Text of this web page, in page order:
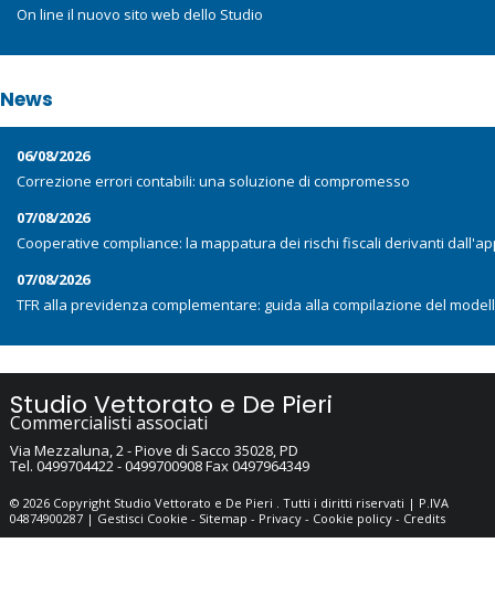
On line il nuovo sito web dello Studio
News
06/08/2026
Correzione errori contabili: una soluzione di compromesso
07/08/2026
Cooperative compliance: la mappatura dei rischi fiscali derivanti
07/08/2026
TFR alla previdenza complementare: guida alla compilazione del
Studio Vettorato e De Pieri
Commercialisti associati
Via Mezzaluna, 2 -Piove di Sacco 35028,PD
Tel. 0499704422 - 0499700908Fax0497964349
© 2026 Copyright Studio Vettorato e De Pieri . Tutti i diritti riservati | P.IVA
04874900287 | Gestisci Cookie - Sitemap - Privacy- Cookie policy- Credits